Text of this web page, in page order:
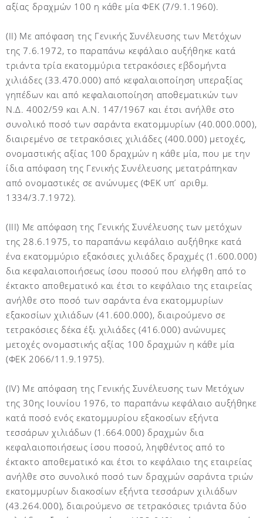
αξίας δραχμών 100 η κάθε μία ΦΕΚ (7/9.1.1960).
(II) Με απόφαση της Γενικής Συνέλευσης των Μετόχων
της 7.6.1972, το παραπάνω κεφάλαιο αυξήθηκε κατά
τριάντα τρία εκατομμύρια τετρακόσιες εβδομήντα
χιλιάδες (33.470.000) από κεφαλαιοποίηση υπεραξίας
γηπέδων και από κεφαλαιοποίηση αποθεματικών των
Ν.Δ. 4002/59 και Α.Ν. 147/1967 και έτσι ανήλθε στο
συνολικό ποσό των σαράντα εκατομμυρίων (40.000.000),
διαιρεμένο σε τετρακόσιες χιλιάδες (400.000) μετοχές,
ονομαστικής αξίας 100 δραχμών η κάθε μία, που με την
ίδια απόφαση της Γενικής Συνέλευσης μετατράπηκαν
από ονομαστικές σε ανώνυμες (ΦΕΚ υπ ́ αριθμ.
1334/3.7.1972).
(III) Με απόφαση της Γενικής Συνέλευσης των μετόχων
της 28.6.1975, το παραπάνω κεφάλαιο αυξήθηκε κατά
ένα εκατομμύριο εξακόσιες χιλιάδες δραχμές (1.600.000)
δια κεφαλαιοποιήσεως ίσου ποσού που ελήφθη από το
έκτακτο αποθεματικό και έτσι το κεφάλαιο της εταιρείας
ανήλθε στο ποσό των σαράντα ένα εκατομμυρίων
εξακοσίων χιλιάδων (41.600.000), διαιρούμενο σε
τετρακόσιες δέκα έξι χιλιάδες (416.000) ανώνυμες
μετοχές ονομαστικής αξίας 100 δραχμών η κάθε μία
(ΦΕΚ 2066/11.9.1975).
(IV) Με απόφαση της Γενικής Συνέλευσης των Μετόχων
της 30ης Ιουνίου 1976, το παραπάνω κεφάλαιο αυξήθηκε
κατά ποσό ενός εκατομμυρίου εξακοσίων εξήντα
τεσσάρων χιλιάδων (1.664.000) δραχμών δια
κεφαλαιοποιήσεως ίσου ποσού, ληφθέντος από το
έκτακτο αποθεματικό και έτσι το κεφάλαιο της εταιρείας
ανήλθε στο συνολικό ποσό των δραχμών σαράντα τριών
εκατομμυρίων διακοσίων εξήντα τεσσάρων χιλιάδων
(43.264.000), διαιρούμενο σε τετρακόσιες τριάντα δύο